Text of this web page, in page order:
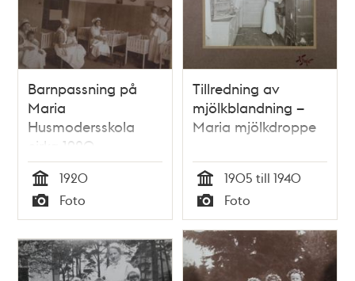
Barnpassning på
Maria
Husmodersskola
cirka 1920
Tid
1920
Typ
Foto
Tillredning av
mjölkblandning –
Maria mjölkdroppe
Tid
1905 till 1940
Typ
Foto